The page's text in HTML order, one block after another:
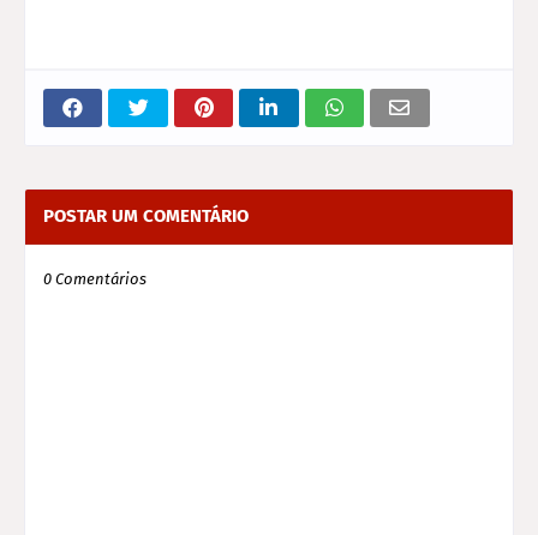
POSTAR UM COMENTÁRIO
0 Comentários